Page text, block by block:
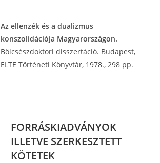
Az ellenzék és a dualizmus
konszolidációja Magyarországon.
Bölcsészdoktori disszertáció. Budapest,
ELTE Történeti Könyvtár, 1978., 298 pp.
FORRÁSKIADVÁNYOK
ILLETVE SZERKESZTETT
KÖTETEK